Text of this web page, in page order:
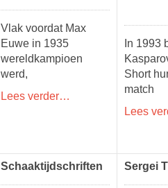
Vlak voordat Max
Euwe in 1935
wereldkampioen
werd,
Lees verder…
In 1993
Short
match
Lees
Schaaktijdschriften Sergei